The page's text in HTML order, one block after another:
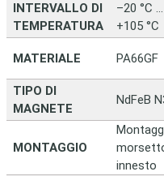
INTERVALLO DI
TEMPERATURA
–20 °C …
+105 °C
MATERIALE PA66GF
TIPO DI
MAGNETE
NdFeB
MONTAGGIO
innesto